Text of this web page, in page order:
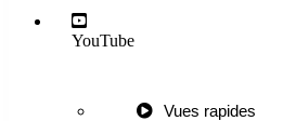
YouTube
Vues rapides